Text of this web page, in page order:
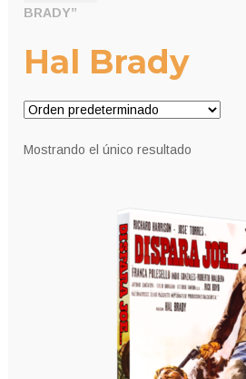
BRADY”
Hal Brady
Mostrando el único resultado